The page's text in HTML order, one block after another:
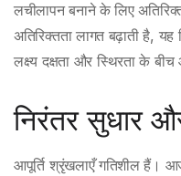
लचीलापन बनाने के लिए
अतिरिक्तता लागत बढ़ाती है,
लक्ष्य दक्षता और स्थिरता के
निरंतर सुधार
आपूर्ति श्रृंखलाएँ गतिशील हैं।